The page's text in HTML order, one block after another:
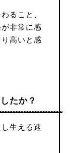
ること、
非常に感
高いと感
たか？
生える速